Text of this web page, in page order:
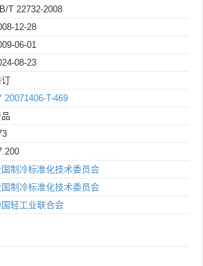
T 22732-2008
12-28
06-01
08-23
20071406-T-469
制冷标准化技术委员会
制冷标准化技术委员会
国轻工业联合会